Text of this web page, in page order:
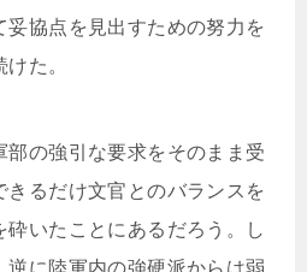
妥協点を見出すための努力を
た。
の強引な要求をそのまま受
きるだけ文官とのバランスを
いたことにあるだろう。し
に陸軍内の強硬派からは弱